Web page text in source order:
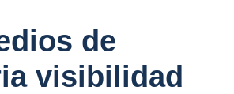
de
visibilidad